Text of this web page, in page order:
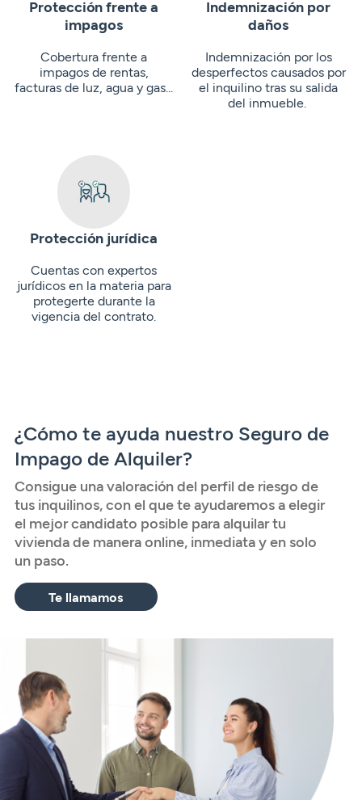
Protección frente a
impagos
Cobertura frente a
impagos de rentas,
facturas de luz, agua y gas...
Indemnización por
daños
Indemnización por los
desperfectos causados por
el inquilino tras su salida
del inmueble.
Protección jurídica
Cuentas con expertos
jurídicos en la materia para
protegerte durante la
vigencia del contrato.
¿Cómo te ayuda nuestro Seguro de
Impago de Alquiler?
Consigue una valoración del perfil de riesgo de
tus inquilinos, con el que te ayudaremos a elegir
el mejor candidato posible para alquilar tu
vivienda de manera online, inmediata y en solo
un paso.
Te llamamos